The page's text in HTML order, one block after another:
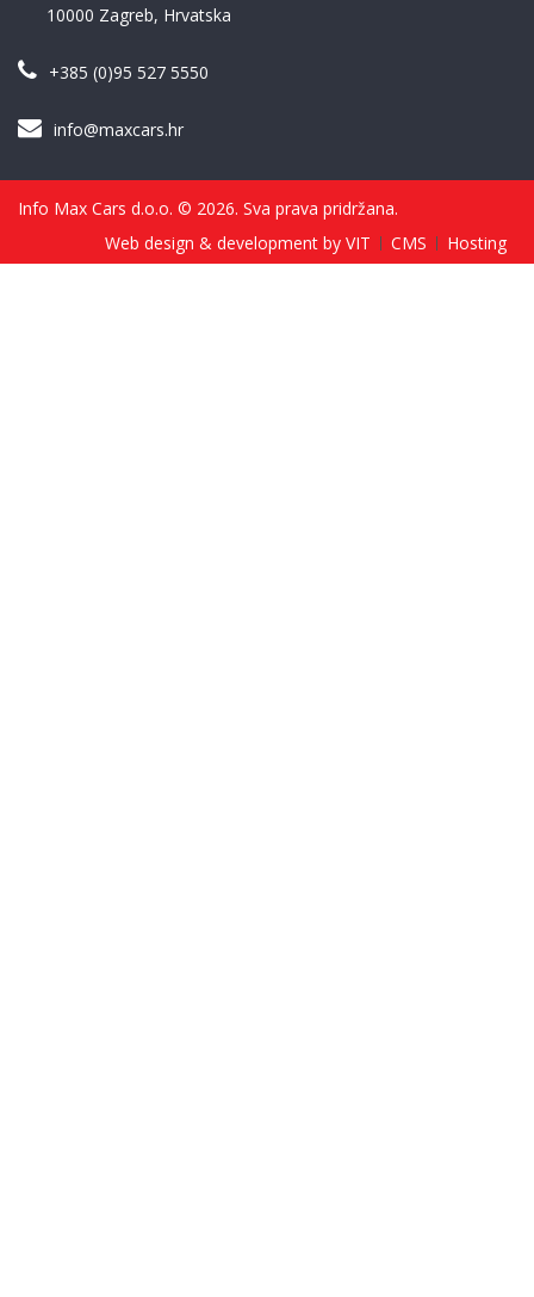
10000 Zagreb, Hrvatska
+385 (0)95 527 5550
info@maxcars.hr
Info Max Cars d.o.o. © 2026. Sva prava pridržana.
Web design & development by VIT
CMS Hosting